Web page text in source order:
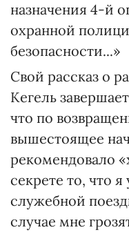
назначения 4-й
охранной
безопасности...»
Свой рассказ о
Кегель
что по
вышестоящее
рекомендовало
секрете то, что
служебной
случае мне